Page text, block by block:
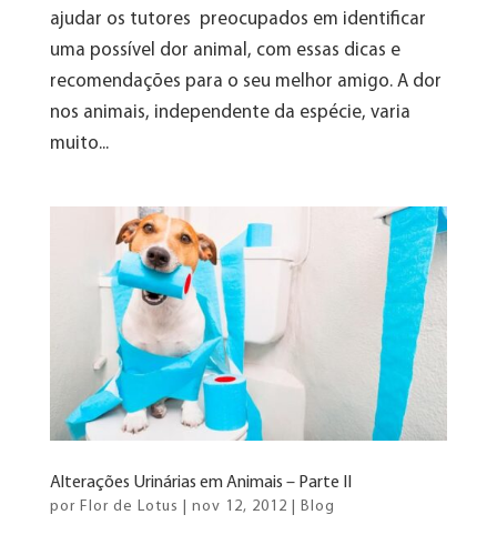
ajudar os tutores preocupados em identificar
uma possível dor animal, com essas dicas e
recomendações para o seu melhor amigo. A dor
nos animais, independente da espécie, varia
muito...
Alterações Urinárias em Animais – Parte II
por Flor de Lotus nov 12, 2012 Blog